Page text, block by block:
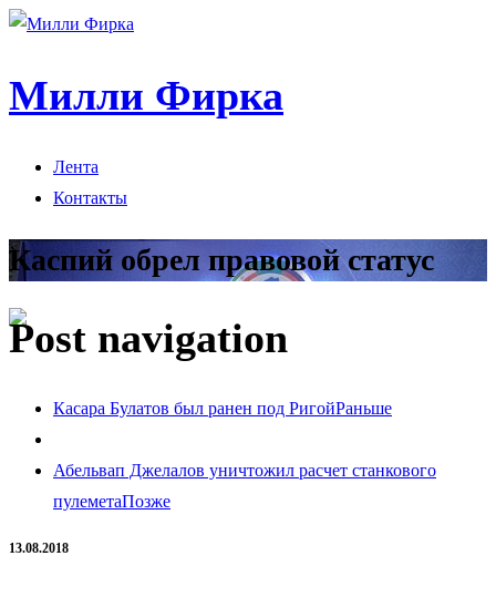
Милли Фирка
Лента
Контакты
Каспий обрел правовой статус
Post navigation
Касара Булатов был ранен под РигойРаньше
Абельвап Джелалов уничтожил расчет станкового
пулеметаПозже
13.08.2018